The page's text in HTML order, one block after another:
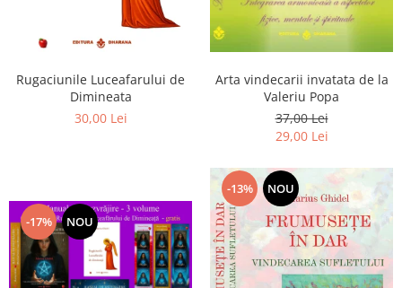
Rugaciunile Luceafarului de
Dimineata
30,00 Lei
Arta vindecarii invatata de la
Valeriu Popa
37,00 Lei
29,00 Lei
-17% NOU
-13% NOU